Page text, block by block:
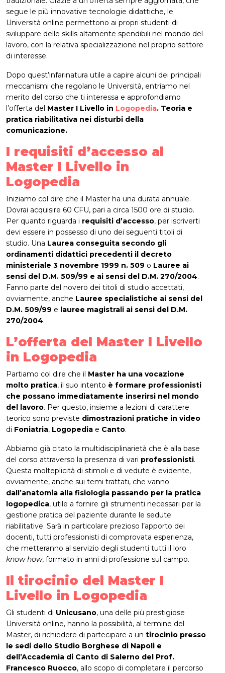
segue le più innovative tecnologie didattiche, le
Università online permettono ai propri studenti di
sviluppare delle skills altamente spendibili nel mondo del
lavoro, con la relativa specializzazione nel proprio settore
di interesse.
Dopo quest’infarinatura utile a capire alcuni dei principali
meccanismi che regolano le Università, entriamo nel
merito del corso che ti interessa e approfondiamo
l’offerta del Master I Livello in Logopedia. Teoria e
pratica riabilitativa nei disturbi della
comunicazione.
I requisiti d’accesso al
Master I Livello in
Logopedia
Iniziamo col dire che il Master ha una durata annuale.
Dovrai acquisire 60 CFU, pari a circa 1500 ore di studio.
Per quanto riguarda i requisiti d’accesso, per iscriverti
devi essere in possesso di uno dei seguenti titoli di
studio. Una Laurea conseguita secondo gli
ordinamenti didattici precedenti il decreto
ministeriale 3 novembre 1999 n. 509 o Lauree ai
sensi del D.M. 509/99 e ai sensi del D.M. 270/2004.
Fanno parte del novero dei titoli di studio accettati,
ovviamente, anche Lauree specialistiche ai sensi del
D.M. 509/99 e lauree magistrali ai sensi del D.M.
270/2004.
L’offerta del Master I Livello
in Logopedia
Partiamo col dire che il Master ha una vocazione
molto pratica, il suo intento è formare professionisti
che possano immediatamente inserirsi nel mondo
del lavoro. Per questo, insieme a lezioni di carattere
teorico sono previste dimostrazioni pratiche in video
di Foniatria, Logopedia e Canto.
Abbiamo già citato la multidisciplinarietà che è alla base
del corso attraverso la presenza di vari professionisti.
Questa molteplicità di stimoli e di vedute è evidente,
ovviamente, anche sui temi trattati, che vanno
dall’anatomia alla fisiologia passando per la pratica
logopedica, utile a fornire gli strumenti necessari per la
gestione pratica del paziente durante le sedute
riabilitative. Sarà in particolare prezioso l’apporto dei
docenti, tutti professionisti di comprovata esperienza,
che metteranno al servizio degli studenti tutti il loro
know how, formato in anni di professione sul campo.
Il tirocinio del Master I
Livello in Logopedia
Gli studenti di Unicusano, una delle più prestigiose
Università online, hanno la possibilità, al termine del
Master, di richiedere di partecipare a un tirocinio presso
le sedi dello Studio Borghese di Napoli e
dell’Accademia di Canto di Salerno del Prof.
Francesco Ruocco, allo scopo di completare il percorso